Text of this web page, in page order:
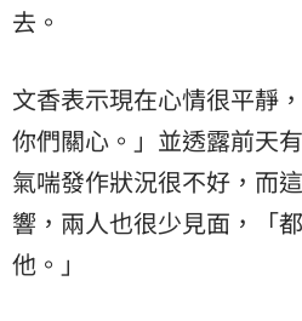
去。
文香表示現在心情很平靜
你們關心。」並透露前天
氣喘發作狀況很不好，而
響，兩人也很少見面，「
他。」